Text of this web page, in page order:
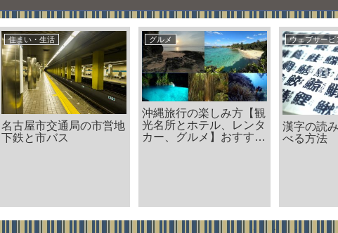
図と運
延情報
ウェブサービス
クラブツーリズムのツア
ーランキングと地域別問
い合わせ先
ウェブサービス
タクシー料金の検索方法
と料金目安、計算方法に